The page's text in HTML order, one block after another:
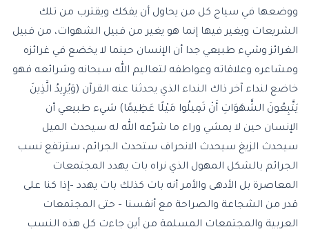
ووضعها في سياج كل من يحاول أن يفكك ويقترب من تلك
الشريعات ويغير فيها إنما هو يغير من قبيل الشهوات، من قبيل
الغرائز وشيء طبيعي جدا أن الإنسان حينما لا يخضع في غرائزه
ومشاعره وعلاقاته وعواطفه لتعاليم الله سبحانه وشرائعه فهو
خاضع لنداء آخر ذاك النداء الذي يحدثنا عنه القرآن (وَيُرِيدُ الَّذِينَ
يَتَّبِعُونَ الشَّهَوَاتِ أَنْ تَمِيلُوا مَيْلًا عَظِيمًا) شيء طبيعي أن
الإنسان حين لا يمشي وراء ما شرّعه الله له سيحدث الميل
سيحدث الزيغ سيحدث الانحراف ستحدث الجرائم، سترتفع نسب
الجرائم بالشكل المهول الذي نراه بات يهدد المجتمعات
المعاصرة بل الأدهى والأمر أنه بات كذلك بات يهدد –إذا كنا على
قدر من الشجاعة والصراحة مع أنفسنا – حتى المجتمعات
العربية والمجتمعات المسلمة من أين جاءت كل هذه النسب